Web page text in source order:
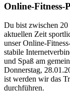
Online-Fitness-
Du bist zwischen 20
aktuellen Zeit
unser Online-
stabile
und Spaß am
Donnerstag,
ist werden wir das
durchführen.